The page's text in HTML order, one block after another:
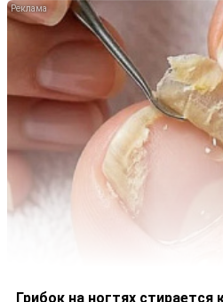
Грибок на ногтях